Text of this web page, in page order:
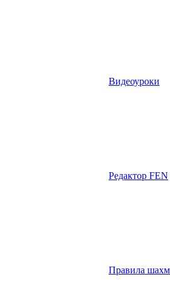
Видеоуроки
Редактор FEN
Правила